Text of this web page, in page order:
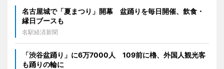
名古屋城で「夏まつり」開幕 盆踊りを毎日開催、飲食・
縁日ブースも
名駅経済新聞
「渋谷盆踊り」に6万7000人 109前に櫓、外国人観光客
も踊りの輪に